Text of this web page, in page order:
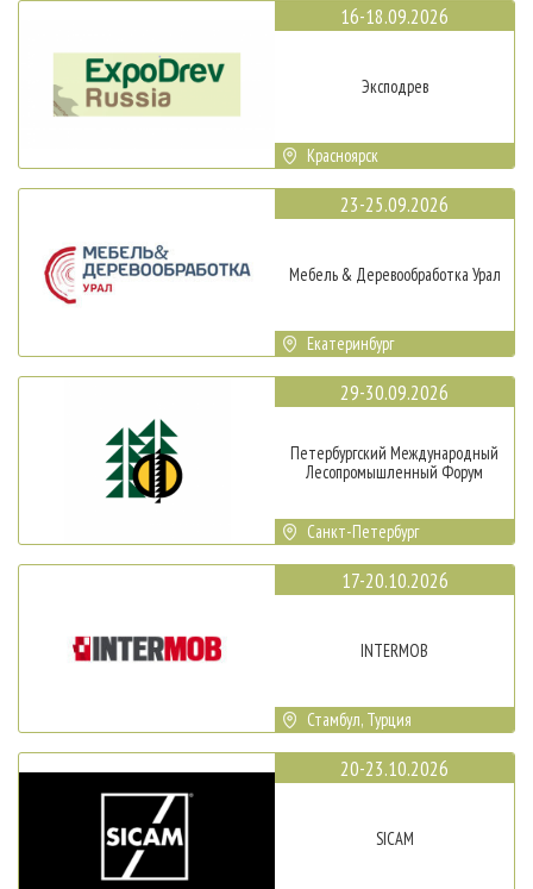
16-18.09.2026
Эксподрев
Красноярск
23-25.09.2026
Мебель & Деревообработка Урал
Екатеринбург
29-30.09.2026
Петербургский Международный
Лесопромышленный Форум
Санкт-Петербург
17-20.10.2026
INTERMOB
Стамбул, Турция
20-23.10.2026
SICAM